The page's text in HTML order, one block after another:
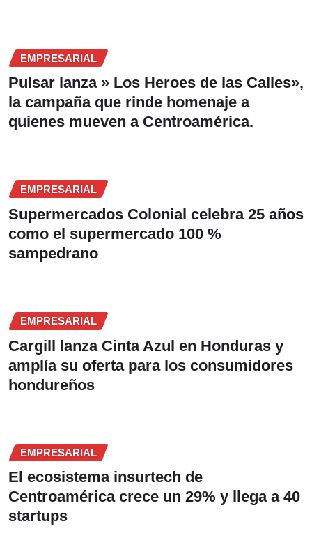
EMPRESARIAL
Pulsar lanza » Los Heroes de las Calles»,
la campaña que rinde homenaje a
quienes mueven a Centroamérica.
EMPRESARIAL
Supermercados Colonial celebra 25 años
como el supermercado 100 %
sampedrano
EMPRESARIAL
Cargill lanza Cinta Azul en Honduras y
amplía su oferta para los consumidores
hondureños
EMPRESARIAL
El ecosistema insurtech de
Centroamérica crece un 29% y llega a 40
startups